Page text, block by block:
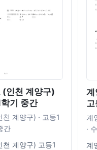
(인천 계양구)
기 중간
계양구) · 고등1
간
천 계양구) 고등1
계
계
·
계